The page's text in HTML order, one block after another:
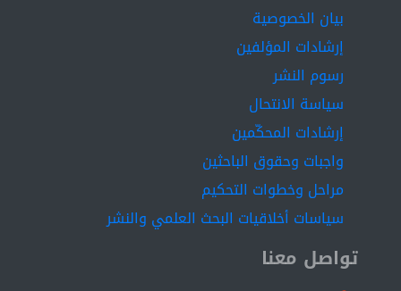
no qualified workers in the field of medical records
available in that Center. The proposal of this research
is to develop a modern medical records system to
improve the quality of health services, which helps in
reducing patients complaints at Libyan hospitals.
بيان الخصوصية
إرشادات المؤلفين
رسوم النشر
سياسة الانتحال
إرشادات المحكّمين
واجبات وحقوق الباحثين
مراحل وخطوات التحكيم
سياسات أخلاقيات البحث العلمي والنشر
تواصل معنا